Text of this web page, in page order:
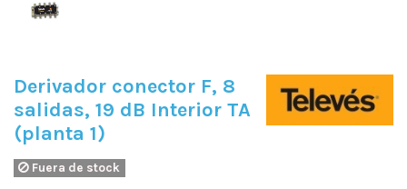
Derivador conector F, 8
salidas, 19 dB Interior TA
(planta 1)
Fuera de stock